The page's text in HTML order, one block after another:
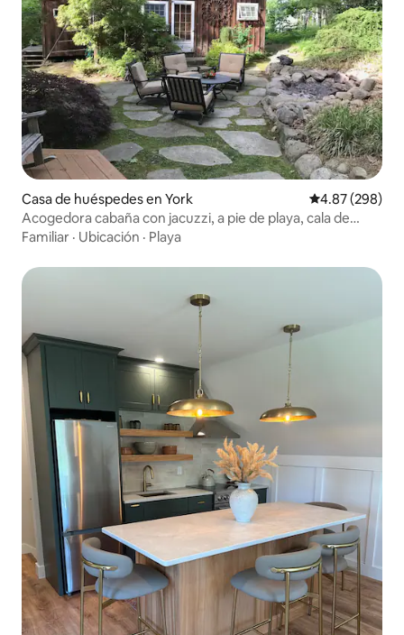
Casa de huéspedes en York Calificación
4.87 (298)
Acogedora cabaña con jacuzzi, a pie de playa, cala de
rocas
Familiar · Ubicación · Playa